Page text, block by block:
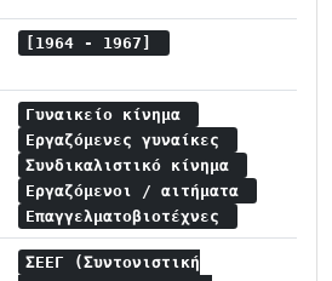
[1964 - 1967]
Γυναικείο κίνημα
Εργαζόμενες γυναίκες
Συνδικαλιστικό κίνημα
Εργαζόμενοι / αιτήματα
Επαγγελματοβιοτέχνες
ΣΕΕΓ (Συντονιστική